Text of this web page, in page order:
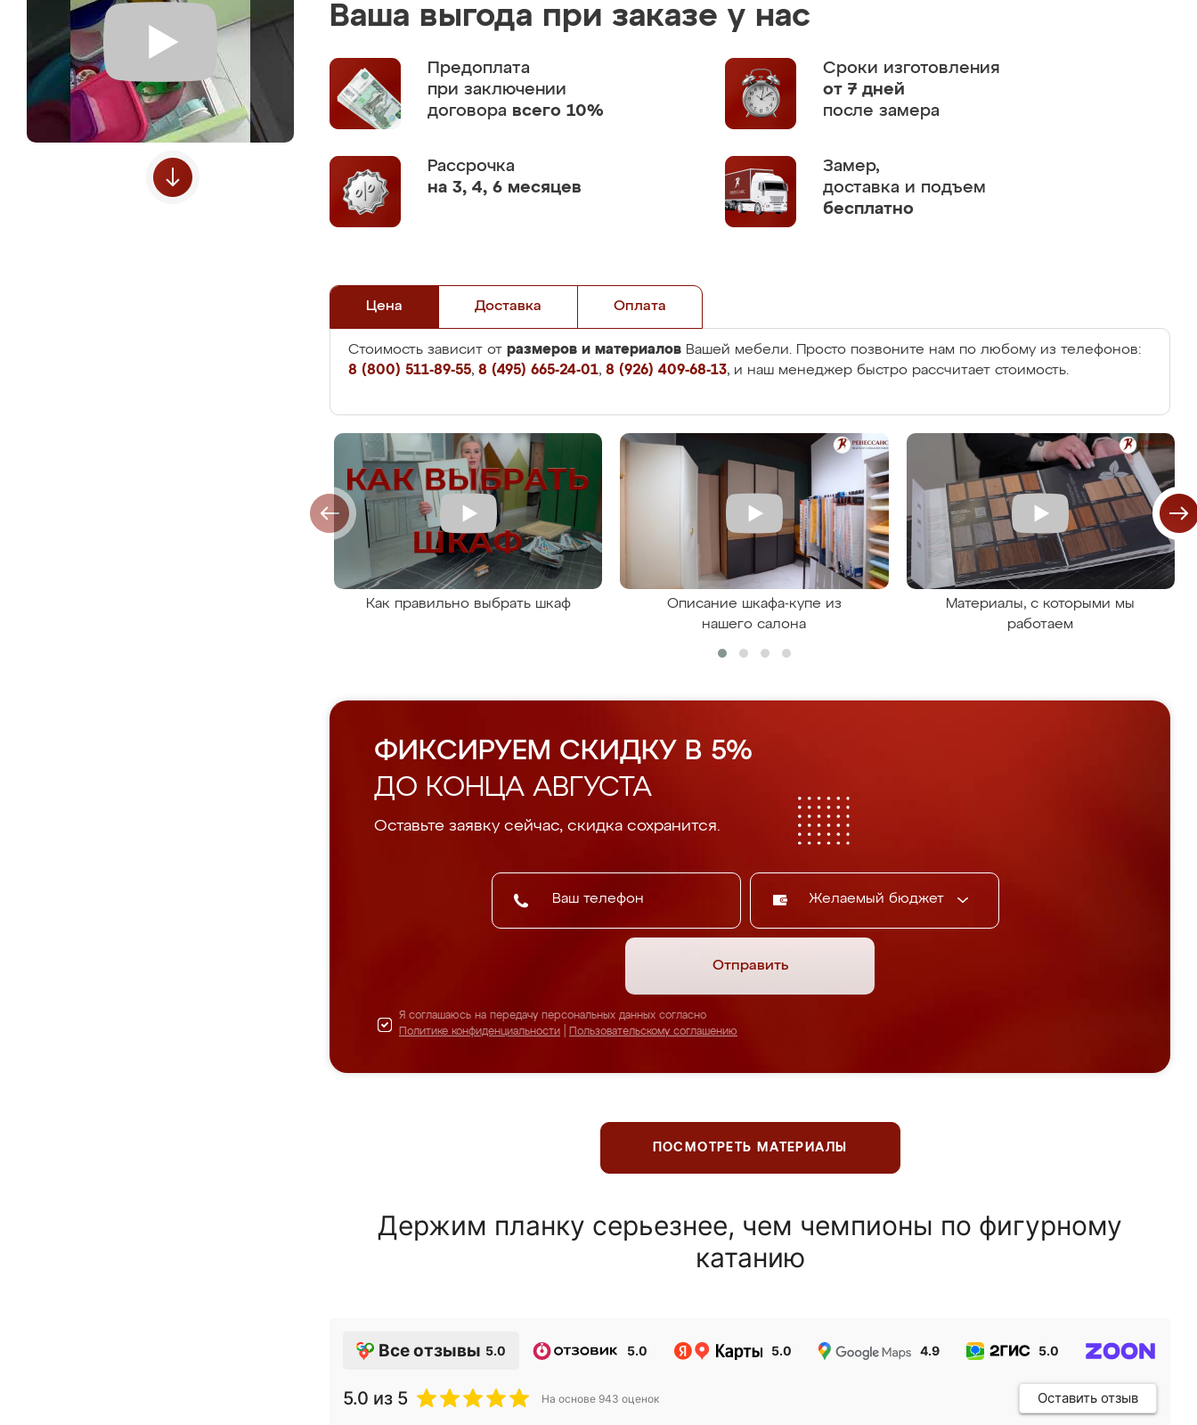
Ваша выгода при заказе у нас
Предоплата
при заключении
договора всего 10%
Сроки изготовления
от 7 дней
после замера
Рассрочка
на 3, 4, 6 месяцев
Замер,
доставка и подъем
бесплатно
Цена Доставка Оплата
Стоимость зависит от размеров и материалов Вашей мебели. Просто позвоните нам по любому из телефонов:
8 (800) 511-89-55, 8 (495) 665-24-01, 8 (926) 409-68-13, и наш менеджер быстро рассчитает стоимость.
Как правильно выбрать шкаф
Описание шкафа-купе из
нашего салона
Материалы, с которыми мы
работаем
ФИКСИРУЕМ СКИДКУ В 5%
ДО КОНЦА АВГУСТА
Оставьте заявку сейчас, скидка сохранится.
Желаемый бюджет
Отправить
Я соглашаюсь на передачу персональных данных согласно
Политике конфиденциальности
Пользовательскому соглашению
ПОСМОТРЕТЬ МАТЕРИАЛЫ
Держим планку серьезнее, чем чемпионы по фигурному
катанию
Все отзывы 5.0 5.0 5.0 4.9 5.0
5.0 из 5 На основе 943 оценок Оставить отзыв